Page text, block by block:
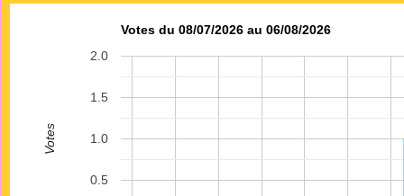
Votes du 08/07/2026 au 06/08/2026
0.5
1.0
1.5
2.0
Votes